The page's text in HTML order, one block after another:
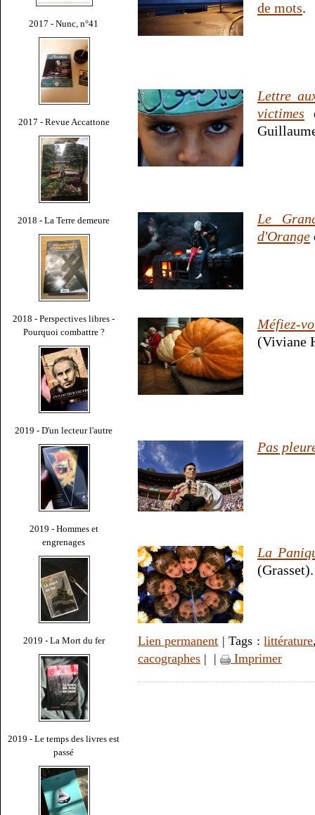
2017 - Nunc, n°41
2017 - Revue Accattone
2018 - La Terre demeure
2018 - Perspectives libres -
Pourquoi combattre ?
2019 - D'un lecteur l'autre
2019 - Hommes et
engrenages
2019 - La Mort du fer
2019 - Le temps des livres est
passé
de mots.
Lettre
victimes
Le
d'Orange
Méfiez-
(Viviane
Pas
La
(Grasset).
Lien permanent | Tags :littérature
cacographes | | Imprimer